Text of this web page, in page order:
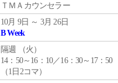
ＴＭＡカウンセラー
10月 9日 ～ 3月 26日
B Week
隔週 （火 ）
14：50～16：10／16：30～17：50
（1日2コマ）